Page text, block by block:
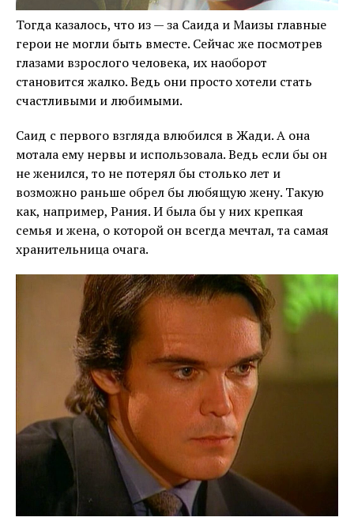
Тогда казалось, что из — за Саида и Маизы главные
герои не могли быть вместе. Сейчас же посмотрев
глазами взрослого человека, их наоборот
становится жалко. Ведь они просто хотели стать
счастливыми и любимыми.
Саид с первого взгляда влюбился в Жади. А она
мотала ему нервы и использовала. Ведь если бы он
не женился, то не потерял бы столько лет и
возможно раньше обрел бы любящую жену. Такую
как, например, Рания. И была бы у них крепкая
семья и жена, о которой он всегда мечтал, та самая
хранительница очага.